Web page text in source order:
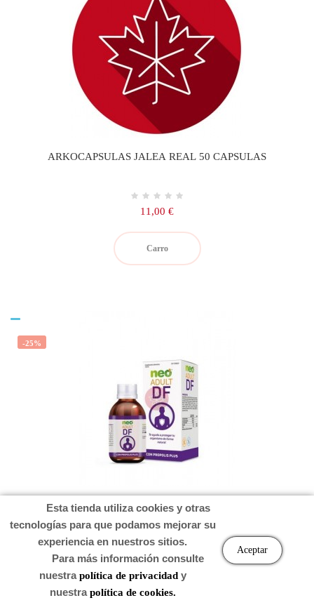
ARKOCAPSULAS JALEA REAL 50 CAPSULAS
Precio
11,00 €
Carro
-25%
Precio
regular
6,02 €Precio
4,52 €
Carro
Esta tienda utiliza cookies y otras
tecnologías para que podamos mejorar su
experiencia en nuestros sitios.
Para más información consulte
nuestrapolítica de privacidady
nuestrapolítica de cookies.
Aceptar